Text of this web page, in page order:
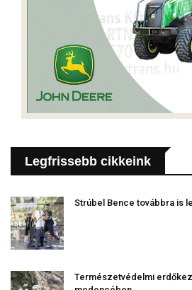
Legfrissebb cikkeink
Strúbel Bence továbbra is
Természetvédelmi